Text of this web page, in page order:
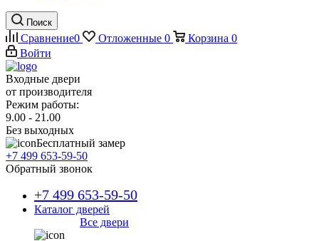
Поиск
Сравнение0 Отложенные 0 Корзина 0
Войти
Входные двери
от производителя
Режим работы:
9.00 - 21.00
Без выходных
Бесплатный замер
+7 499 653-59-50
Обратный звонок
+7 499 653-59-50
Каталог дверей
Все двери